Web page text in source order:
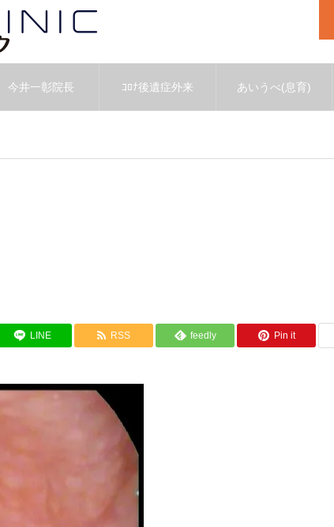
今井一彰院長 ｺﾛﾅ後遺症外来 あいうべ(息育)
LINE RSS feedly Pin it